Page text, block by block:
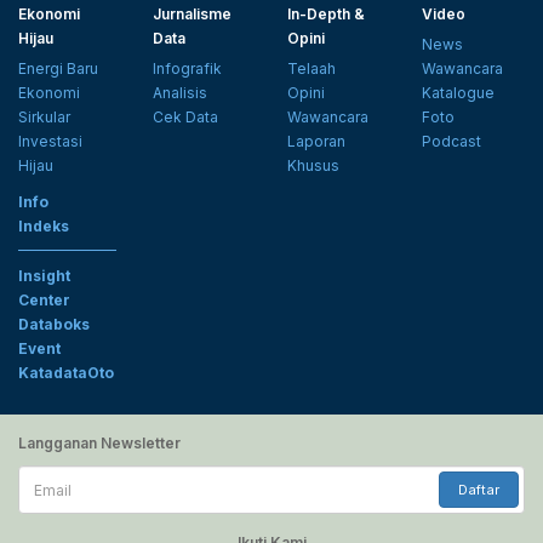
Ekonomi
Hijau
Energi Baru
Ekonomi
Sirkular
Investasi
Hijau
Jurnalisme
Data
Infografik
Analisis
Cek Data
In-Depth &
Opini
Telaah
Opini
Wawancara
Laporan
Khusus
Video
News
Wawancara
Katalogue
Foto
Podcast
Info
Indeks
Insight
Center
Databoks
Event
KatadataOto
Langganan Newsletter
Email
Daftar